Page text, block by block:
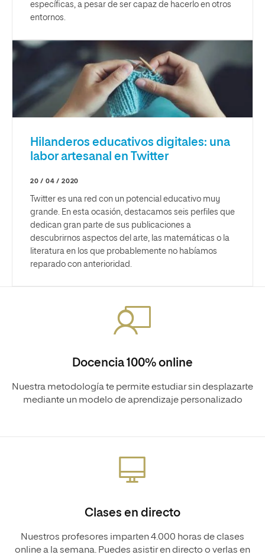
específicas, a pesar de ser capaz de hacerlo en otros
entornos.
Hilanderos educativos digitales: una
labor artesanal en Twitter
20 / 04 / 2020
Twitter es una red con un potencial educativo muy
grande. En esta ocasión, destacamos seis perfiles que
dedican gran parte de sus publicaciones a
descubrirnos aspectos del arte, las matemáticas o la
literatura en los que probablemente no habíamos
reparado con anterioridad.
Docencia 100% online
Nuestra metodología te permite estudiar sin desplazarte
mediante un modelo de aprendizaje personalizado
Clases en directo
Nuestros profesores imparten 4.000 horas de clases
online a la semana. Puedes asistir en directo o verlas en